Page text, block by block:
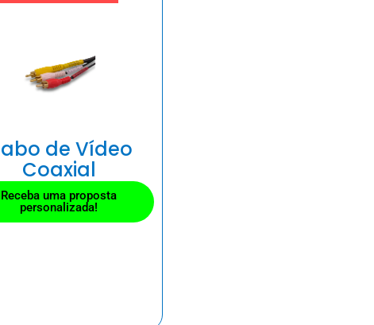
de Vídeo
Coaxial
Receba uma proposta
personalizada!